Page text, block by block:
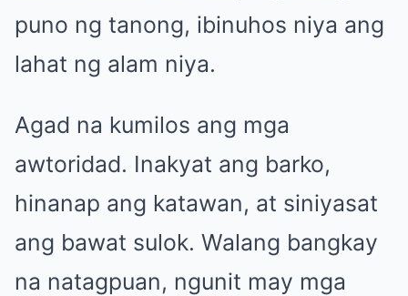
puno ng tanong, ibinuhos niya ang
lahat ng alam niya.
Agad na kumilos ang mga
awtoridad. Inakyat ang barko,
hinanap ang katawan, at siniyasat
ang bawat sulok. Walang bangkay
na natagpuan, ngunit may mga